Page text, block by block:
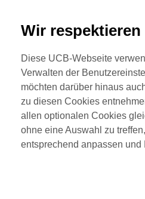
für Parkinson
Wir
Diese UCB-Webseite
Verwalten der
möchten darüber hinaus
zu diesen Cookies
allen optionalen Cookies
ohne eine Auswahl zu
entsprechend anpassen